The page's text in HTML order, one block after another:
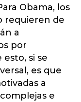
Obama, los
requieren de
a
por
esto, si se
es que
a
e